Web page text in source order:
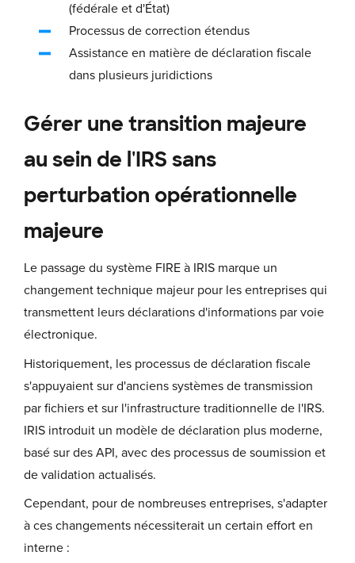
(fédérale et d'État)
Processus de correction étendus
Assistance en matière de déclaration fiscale
dans plusieurs juridictions
Gérer une transition majeure
au sein de l'IRS sans
perturbation opérationnelle
majeure
Le passage du système FIRE à IRIS marque un
changement technique majeur pour les entreprises qui
transmettent leurs déclarations d'informations par voie
électronique.
Historiquement, les processus de déclaration fiscale
s'appuyaient sur d'anciens systèmes de transmission
par fichiers et sur l'infrastructure traditionnelle de l'IRS.
IRIS introduit un modèle de déclaration plus moderne,
basé sur des API, avec des processus de soumission et
de validation actualisés.
Cependant, pour de nombreuses entreprises, s'adapter
à ces changements nécessiterait un certain effort en
interne :